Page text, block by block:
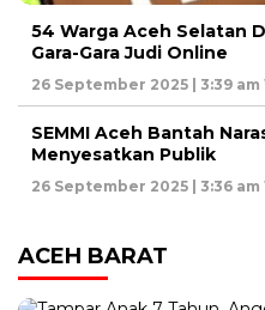
54 Warga Aceh Selatan
Gara-Gara Judi Online
26 September 2025 | 3:39 am
SEMMI Aceh Bantah
Menyesatkan Publik
26 September 2025 | 3:36 am
ACEH BARAT